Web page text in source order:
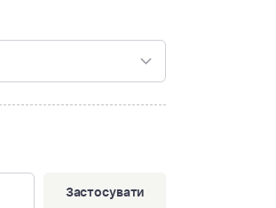
Застосувати